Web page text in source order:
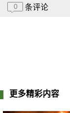
0 条评论
更多精彩内容